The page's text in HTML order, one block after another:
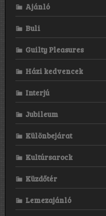
Ajánló
Buli
Guilty Pleasures
Házi kedvencek
Interjú
Jubileum
Különbejárat
Kultúrsarock
Küzdőtér
Lemezajánló